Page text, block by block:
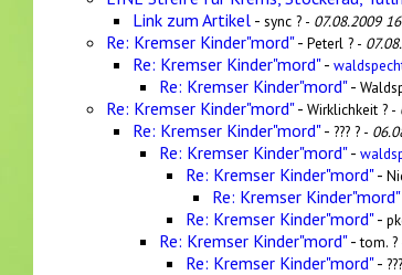
Link zum Artikel - sync ? - 07.08.2009
Re: Kremser Kinder"mord"- Peterl ? -
Re: Kremser Kinder"mord"-
Re: Kremser Kinder"mord"-
Re: Kremser Kinder"mord"- Wirklichkeit ? -
Re: Kremser Kinder"mord"- ??? ? -
Re: Kremser Kinder"mord"-
Re: Kremser Kinder"mord"-
Re: Kremser Kinder"mord"
Re: Kremser Kinder"mord"-
Re: Kremser Kinder"mord"-tom. ?
Re: Kremser Kinder"mord"-